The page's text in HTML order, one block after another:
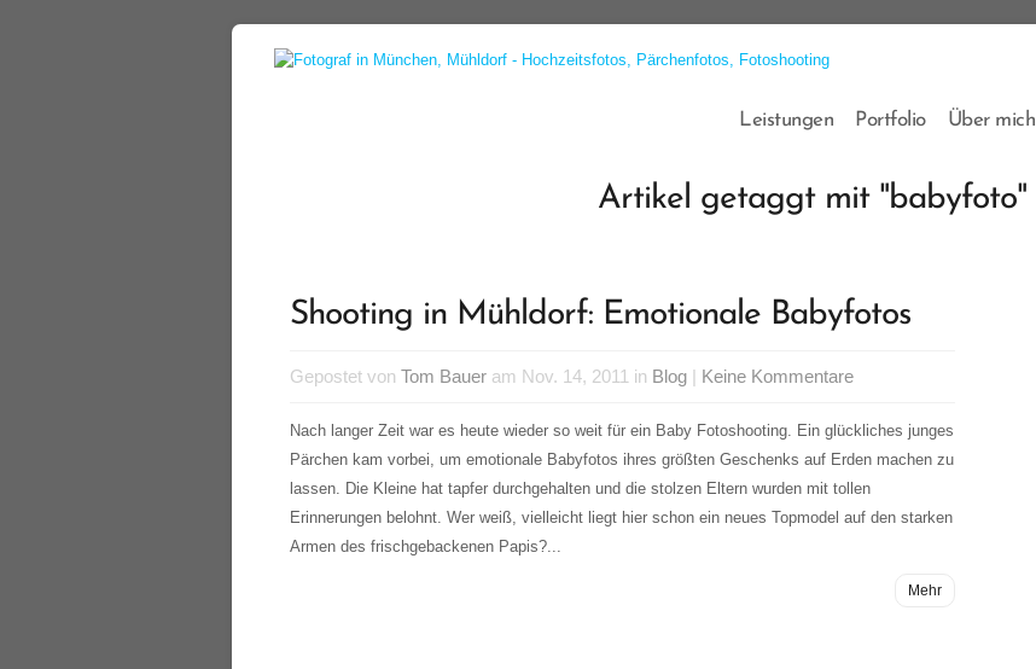
Leistungen Portfolio Über mich
Artikel getaggt mit "babyfoto"
Shooting in Mühldorf: Emotionale Babyfotos
Gepostet von Tom Bauer am Nov. 14, 2011 in Blog | Keine Kommentare
Nach langer Zeit war es heute wieder so weit für ein Baby Fotoshooting. Ein glückliches junges
Pärchen kam vorbei, um emotionale Babyfotos ihres größten Geschenks auf Erden machen zu
lassen. Die Kleine hat tapfer durchgehalten und die stolzen Eltern wurden mit tollen
Erinnerungen belohnt. Wer weiß, vielleicht liegt hier schon ein neues Topmodel auf den starken
Armen des frischgebackenen Papis?...
Mehr